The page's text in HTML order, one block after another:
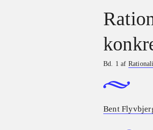
Bd. 1 af
Bent